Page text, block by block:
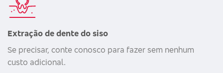
Extração de dente do siso
Se precisar, conte conosco para fazer sem nenhum
custo adicional.